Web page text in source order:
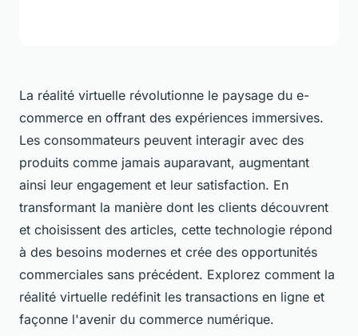
La réalité virtuelle révolutionne le paysage du e-
commerce en offrant des expériences immersives.
Les consommateurs peuvent interagir avec des
produits comme jamais auparavant, augmentant
ainsi leur engagement et leur satisfaction. En
transformant la manière dont les clients découvrent
et choisissent des articles, cette technologie répond
à des besoins modernes et crée des opportunités
commerciales sans précédent. Explorez comment la
réalité virtuelle redéfinit les transactions en ligne et
façonne l'avenir du commerce numérique.